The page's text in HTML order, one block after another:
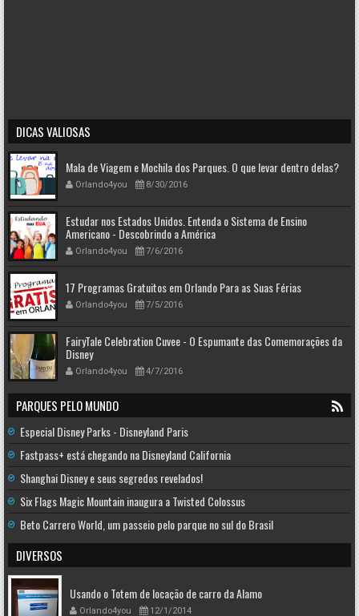
DICAS VALIOSAS
Mala de Viagem e Mochila dos Parques. O que levar dentro delas?
Orlando4you 8/30/2016
Estudar nos Estados Unidos. Entenda o Sistema de Ensino
Americano - Descobrindo a América
Orlando4you 7/6/2016
17 Programas Gratuitos em Orlando Para as Suas Férias
Orlando4you 7/5/2016
FairyTale Celebration Cuvee - O Espumante das Comemorações da
Disney
Orlando4you 4/7/2016
PARQUES PELO MUNDO
Especial Disney Parks - Disneyland Paris
Fastpass+ está chegando na Disneyland California
Shanghai Disney e seus segredos revelados!
Six Flags Magic Mountain inaugura a Twisted Colossus
Beto Carrero World, um passeio pelo parque no sul do Brasil
DIVERSOS
Usando o Totem de locação de carro da Alamo
Orlando4you 12/1/2014